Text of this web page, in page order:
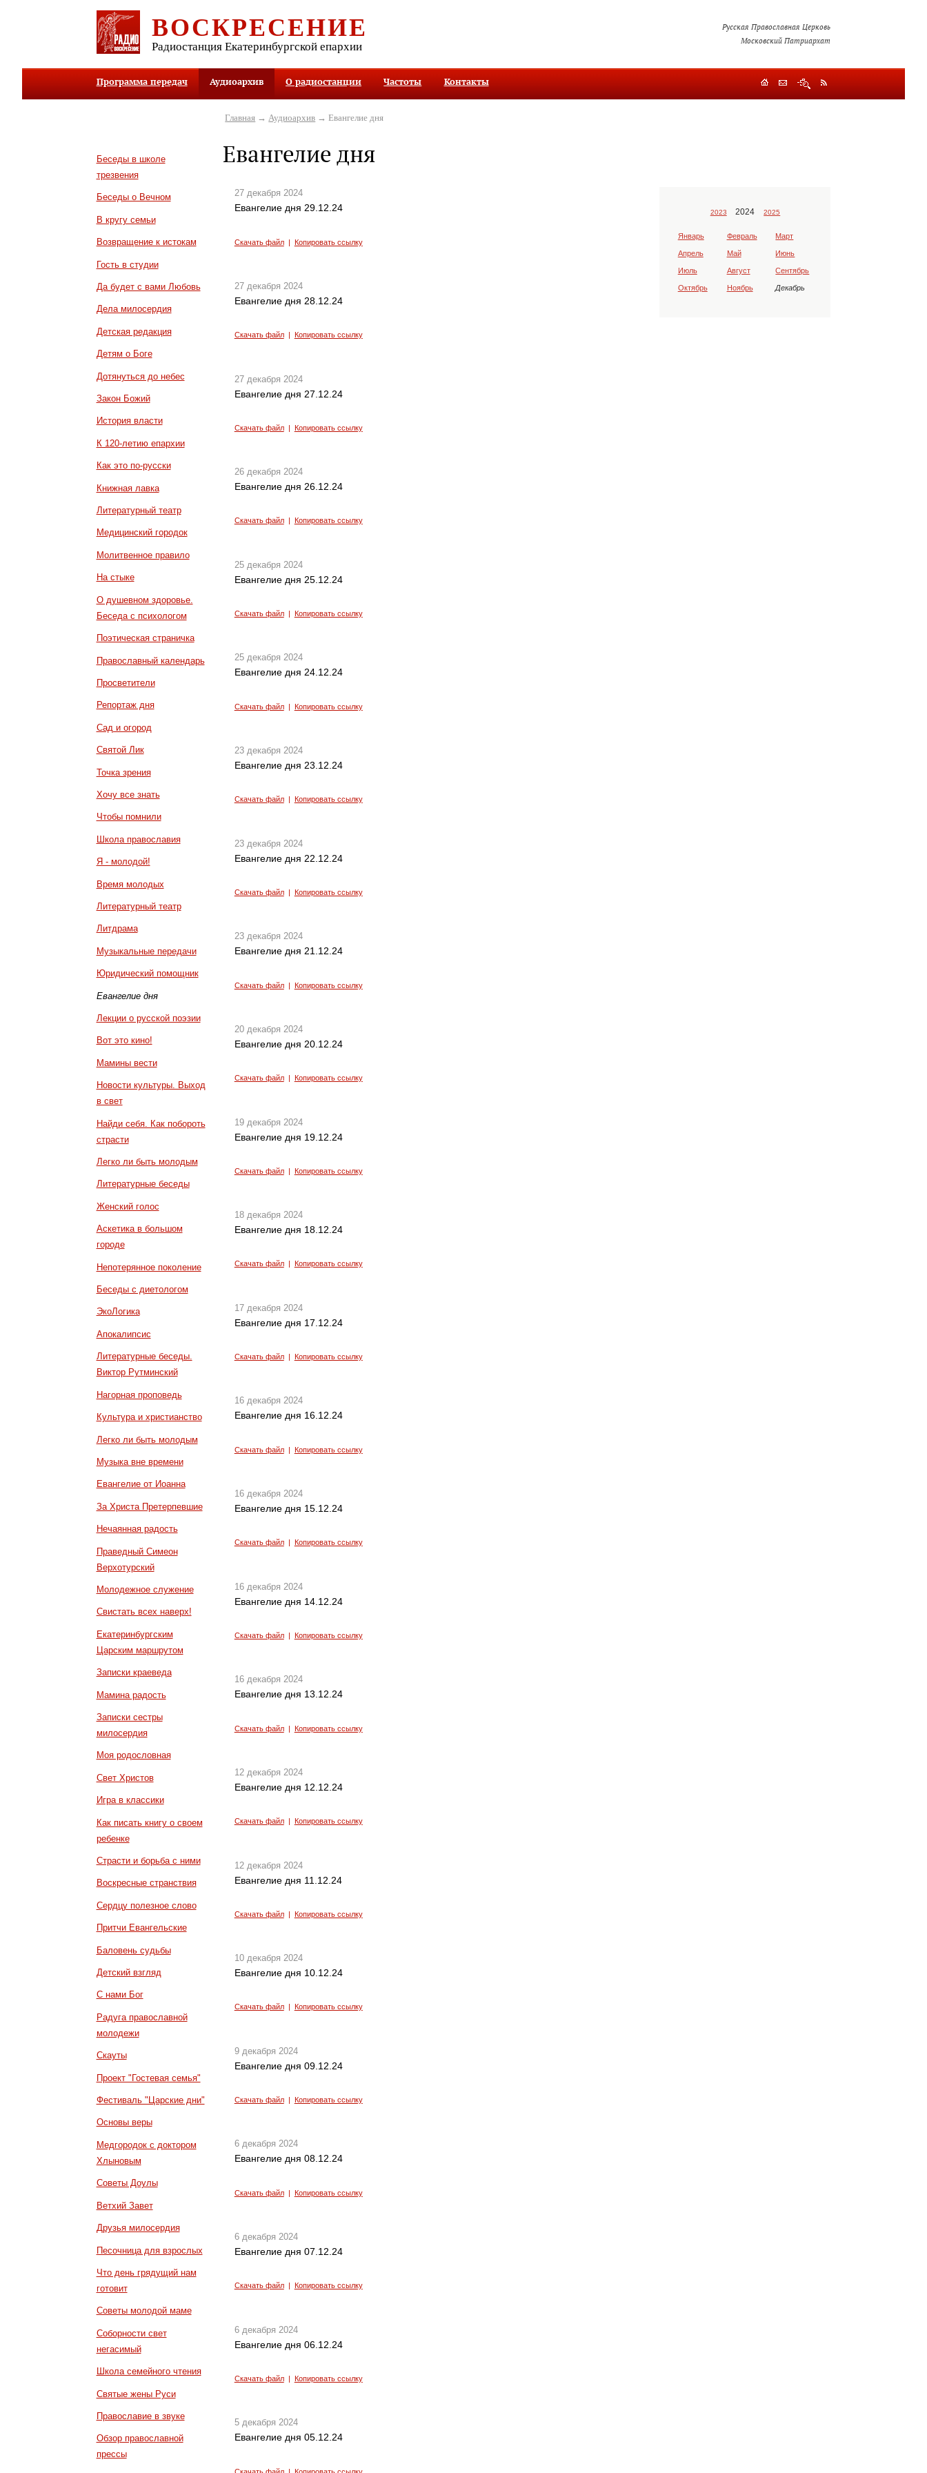
ВОСКРЕСЕНИЕ
Радиостанция Екатеринбургской епархии
Русская Православная Церковь
Московский Патриархат
Программа передач Аудиоархив О радиостанции Частоты Контакты
Беседы в школе
трезвения
Беседы о Вечном
В кругу семьи
Возвращение к истокам
Гость в студии
Да будет с вами Любовь
Дела милосердия
Детская редакция
Детям о Боге
Дотянуться до небес
Закон Божий
История власти
К 120-летию епархии
Как это по-русски
Книжная лавка
Литературный театр
Медицинский городок
Молитвенное правило
На стыке
О душевном здоровье.
Беседа с психологом
Поэтическая страничка
Православный календарь
Просветители
Репортаж дня
Сад и огород
Святой Лик
Точка зрения
Хочу все знать
Чтобы помнили
Школа православия
Я - молодой!
Время молодых
Литературный театр
Литдрама
Музыкальные передачи
Юридический помощник
Евангелие дня
Лекции о русской поэзии
Вот это кино!
Мамины вести
Новости культуры. Выход
в свет
Найди себя. Как побороть
страсти
Легко ли быть молодым
Литературные беседы
Женский голос
Аскетика в большом
городе
Непотерянное поколение
Беседы с диетологом
ЭкоЛогика
Апокалипсис
Литературные беседы.
Виктор Рутминский
Нагорная проповедь
Культура и христианство
Легко ли быть молодым
Музыка вне времени
Евангелие от Иоанна
За Христа Претерпевшие
Нечаянная радость
Праведный Симеон
Верхотурский
Молодежное служение
Свистать всех наверх!
Екатеринбургским
Царским маршрутом
Записки краеведа
Мамина радость
Записки сестры
милосердия
Моя родословная
Свет Христов
Игра в классики
Как писать книгу о своем
ребенке
Страсти и борьба с ними
Воскресные странствия
Сердцу полезное слово
Притчи Евангельские
Баловень судьбы
Детский взгляд
С нами Бог
Радуга православной
молодежи
Скауты
Проект "Гостевая семья"
Фестиваль "Царские дни"
Основы веры
Медгородок с доктором
Хлыновым
Советы Доулы
Ветхий Завет
Друзья милосердия
Песочница для взрослых
Что день грядущий нам
готовит
Советы молодой маме
Соборности свет
негасимый
Школа семейного чтения
Святые жены Руси
Православие в звуке
Обзор православной
прессы
Главная → Аудиоархив → Евангелие дня
Евангелие дня
27 декабря 2024
Евангелие дня 29.12.24
Скачать файл| Копировать ссылку
27 декабря 2024
Евангелие дня 28.12.24
Скачать файл| Копировать ссылку
27 декабря 2024
Евангелие дня 27.12.24
Скачать файл| Копировать ссылку
26 декабря 2024
Евангелие дня 26.12.24
Скачать файл| Копировать ссылку
25 декабря 2024
Евангелие дня 25.12.24
Скачать файл| Копировать ссылку
25 декабря 2024
Евангелие дня 24.12.24
Скачать файл| Копировать ссылку
23 декабря 2024
Евангелие дня 23.12.24
Скачать файл| Копировать ссылку
23 декабря 2024
Евангелие дня 22.12.24
Скачать файл| Копировать ссылку
23 декабря 2024
Евангелие дня 21.12.24
Скачать файл| Копировать ссылку
20 декабря 2024
Евангелие дня 20.12.24
Скачать файл| Копировать ссылку
19 декабря 2024
Евангелие дня 19.12.24
Скачать файл| Копировать ссылку
18 декабря 2024
Евангелие дня 18.12.24
Скачать файл| Копировать ссылку
17 декабря 2024
Евангелие дня 17.12.24
Скачать файл| Копировать ссылку
16 декабря 2024
Евангелие дня 16.12.24
Скачать файл| Копировать ссылку
16 декабря 2024
Евангелие дня 15.12.24
Скачать файл| Копировать ссылку
16 декабря 2024
Евангелие дня 14.12.24
Скачать файл| Копировать ссылку
16 декабря 2024
Евангелие дня 13.12.24
Скачать файл| Копировать ссылку
12 декабря 2024
Евангелие дня 12.12.24
Скачать файл| Копировать ссылку
12 декабря 2024
Евангелие дня 11.12.24
Скачать файл| Копировать ссылку
10 декабря 2024
Евангелие дня 10.12.24
Скачать файл| Копировать ссылку
9 декабря 2024
Евангелие дня 09.12.24
Скачать файл| Копировать ссылку
6 декабря 2024
Евангелие дня 08.12.24
Скачать файл| Копировать ссылку
6 декабря 2024
Евангелие дня 07.12.24
Скачать файл| Копировать ссылку
6 декабря 2024
Евангелие дня 06.12.24
Скачать файл| Копировать ссылку
5 декабря 2024
Евангелие дня 05.12.24
Скачать файл| Копировать ссылку
2023 2024 2025
Январь Февраль Март
Апрель Май Июнь
Июль Август Сентябрь
Октябрь Ноябрь Декабрь